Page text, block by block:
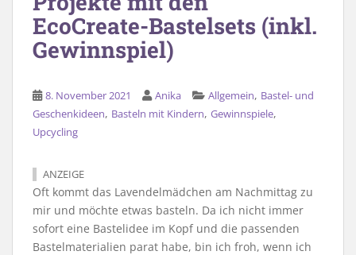
EcoCreate-Bastelsets (inkl.
Gewinnspiel)
8. November 2021 Anika Allgemein, Bastel- und
Geschenkideen, Basteln mit Kindern, Gewinnspiele,
Upcycling
ANZEIGE
Oft kommt das Lavendelmädchen am Nachmittag zu
mir und möchte etwas basteln. Da ich nicht immer
sofort eine Bastelidee im Kopf und die passenden
Bastelmaterialien parat habe, bin ich froh, wenn ich